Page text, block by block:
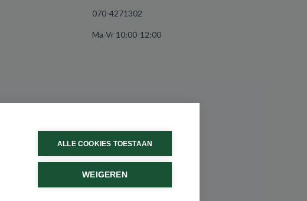
070-4271302
Ma-Vr 10:00-12:00
ALLE COOKIES TOESTAAN
WEIGEREN